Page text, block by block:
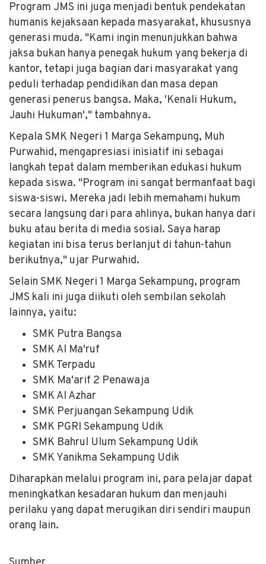
Program JMS ini juga menjadi bentuk pendekatan
humanis kejaksaan kepada masyarakat, khususnya
generasi muda. "Kami ingin menunjukkan bahwa
jaksa bukan hanya penegak hukum yang bekerja di
kantor, tetapi juga bagian dari masyarakat yang
peduli terhadap pendidikan dan masa depan
generasi penerus bangsa. Maka, 'Kenali Hukum,
Jauhi Hukuman'," tambahnya.
Kepala SMK Negeri 1 Marga Sekampung, Muh
Purwahid, mengapresiasi inisiatif ini sebagai
langkah tepat dalam memberikan edukasi hukum
kepada siswa. "Program ini sangat bermanfaat bagi
siswa-siswi. Mereka jadi lebih memahami hukum
secara langsung dari para ahlinya, bukan hanya dari
buku atau berita di media sosial. Saya harap
kegiatan ini bisa terus berlanjut di tahun-tahun
berikutnya," ujar Purwahid.
Selain SMK Negeri 1 Marga Sekampung, program
JMS kali ini juga diikuti oleh sembilan sekolah
lainnya, yaitu:
SMK Putra Bangsa
SMK Al Ma'ruf
SMK Terpadu
SMK Ma'arif 2 Penawaja
SMK Al Azhar
SMK Perjuangan Sekampung Udik
SMK PGRI Sekampung Udik
SMK Bahrul Ulum Sekampung Udik
SMK Yanikma Sekampung Udik
Diharapkan melalui program ini, para pelajar dapat
meningkatkan kesadaran hukum dan menjauhi
perilaku yang dapat merugikan diri sendiri maupun
orang lain.